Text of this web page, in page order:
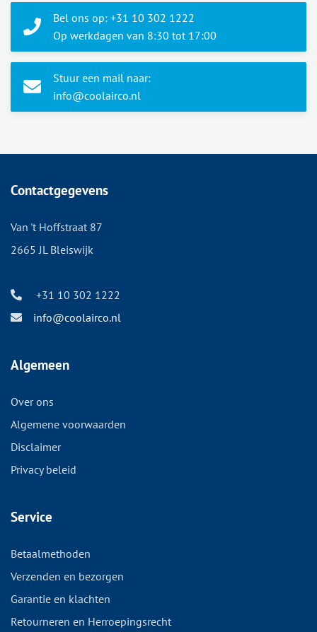
Bel ons op: +31 10 302 1222
Op werkdagen van 8:30 tot 17:00
Stuur een mail naar:
info@coolairco.nl
Contactgegevens
Van 't Hoffstraat 87
2665 JL Bleiswijk
+31 10 302 1222
info@coolairco.nl
Algemeen
Over ons
Algemene voorwaarden
Disclaimer
Privacy beleid
Service
Betaalmethoden
Verzenden en bezorgen
Garantie en klachten
Retourneren en Herroepingsrecht